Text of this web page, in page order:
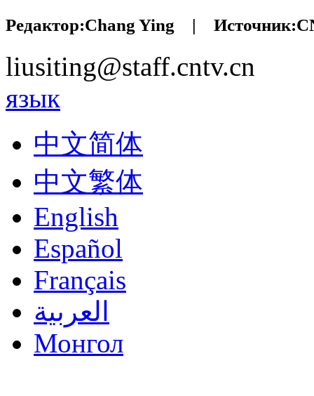
Редактор:Chang Ying | Источник:
liusiting@staff.cntv.cn
язык
中文简体
中文繁体
English
Español
Français
العربية
Монгол